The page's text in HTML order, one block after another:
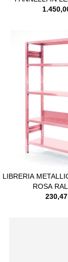
LIBRERIA
ROSA